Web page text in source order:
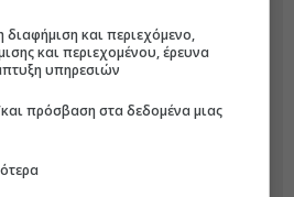
διαφήμιση και περιεχόμενο,
και περιεχομένου, έρευνα
υπηρεσιών
πρόσβαση στα δεδομένα μιας